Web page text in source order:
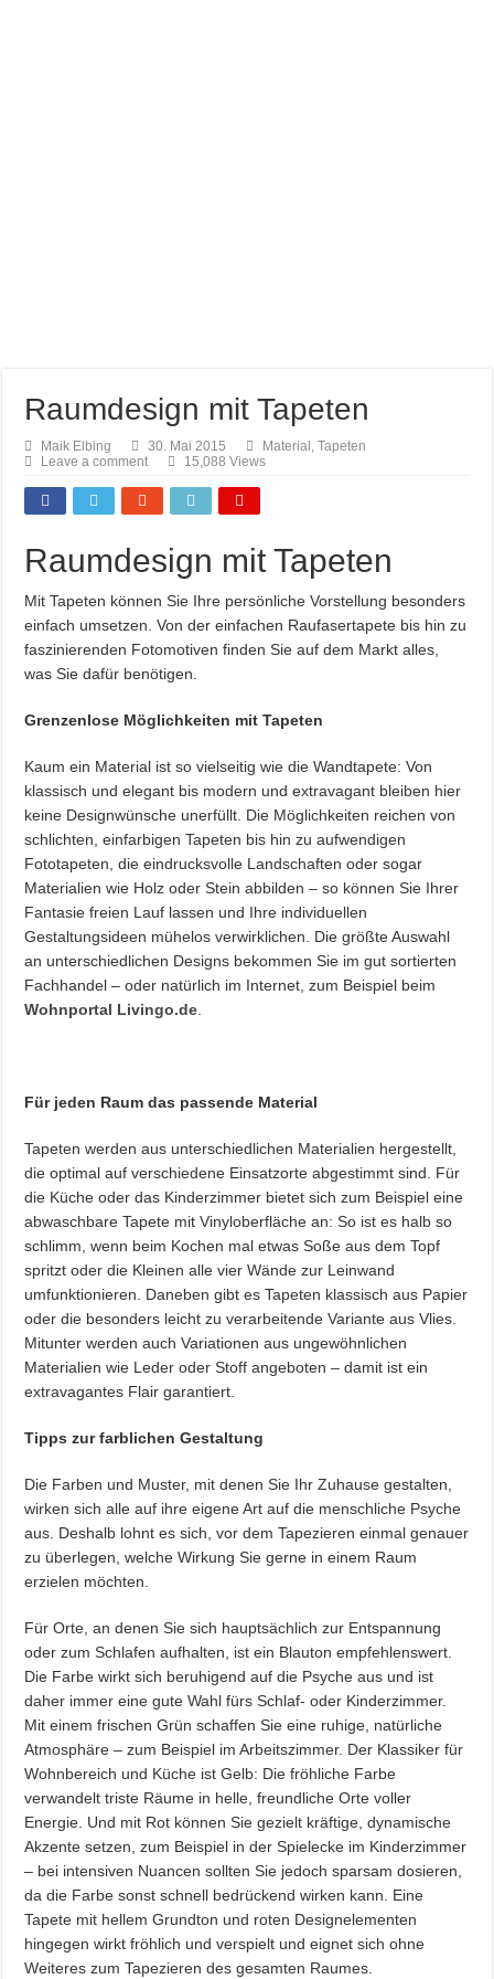
Raumdesign mit Tapeten
Maik Elbing 30. Mai 2015 Material ,Tapeten
Leave a comment
15,088 Views
Raumdesign mit Tapeten
Mit Tapeten können Sie Ihre persönliche Vorstellung besonders
einfach umsetzen. Von der einfachen Raufasertapete bis hin zu
faszinierenden Fotomotiven finden Sie auf dem Markt alles,
was Sie dafür benötigen.
Grenzenlose Möglichkeiten mit Tapeten
Kaum ein Material ist so vielseitig wie die Wandtapete: Von
klassisch und elegant bis modern und extravagant bleiben hier
keine Designwünsche unerfüllt. Die Möglichkeiten reichen von
schlichten, einfarbigen Tapeten bis hin zu aufwendigen
Fototapeten, die eindrucksvolle Landschaften oder sogar
Materialien wie Holz oder Stein abbilden – so können Sie Ihrer
Fantasie freien Lauf lassen und Ihre individuellen
Gestaltungsideen mühelos verwirklichen. Die größte Auswahl
an unterschiedlichen Designs bekommen Sie im gut sortierten
Fachhandel – oder natürlich im Internet, zum Beispiel beim
Wohnportal Livingo.de.
Für jeden Raum das passende Material
Tapeten werden aus unterschiedlichen Materialien hergestellt,
die optimal auf verschiedene Einsatzorte abgestimmt sind. Für
die Küche oder das Kinderzimmer bietet sich zum Beispiel eine
abwaschbare Tapete mit Vinyloberfläche an: So ist es halb so
schlimm, wenn beim Kochen mal etwas Soße aus dem Topf
spritzt oder die Kleinen alle vier Wände zur Leinwand
umfunktionieren. Daneben gibt es Tapeten klassisch aus Papier
oder die besonders leicht zu verarbeitende Variante aus Vlies.
Mitunter werden auch Variationen aus ungewöhnlichen
Materialien wie Leder oder Stoff angeboten – damit ist ein
extravagantes Flair garantiert.
Tipps zur farblichen Gestaltung
Die Farben und Muster, mit denen Sie Ihr Zuhause gestalten,
wirken sich alle auf ihre eigene Art auf die menschliche Psyche
aus. Deshalb lohnt es sich, vor dem Tapezieren einmal genauer
zu überlegen, welche Wirkung Sie gerne in einem Raum
erzielen möchten.
Für Orte, an denen Sie sich hauptsächlich zur Entspannung
oder zum Schlafen aufhalten, ist ein Blauton empfehlenswert.
Die Farbe wirkt sich beruhigend auf die Psyche aus und ist
daher immer eine gute Wahl fürs Schlaf- oder Kinderzimmer.
Mit einem frischen Grün schaffen Sie eine ruhige, natürliche
Atmosphäre – zum Beispiel im Arbeitszimmer. Der Klassiker für
Wohnbereich und Küche ist Gelb: Die fröhliche Farbe
verwandelt triste Räume in helle, freundliche Orte voller
Energie. Und mit Rot können Sie gezielt kräftige, dynamische
Akzente setzen, zum Beispiel in der Spielecke im Kinderzimmer
– bei intensiven Nuancen sollten Sie jedoch sparsam dosieren,
da die Farbe sonst schnell bedrückend wirken kann. Eine
Tapete mit hellem Grundton und roten Designelementen
hingegen wirkt fröhlich und verspielt und eignet sich ohne
Weiteres zum Tapezieren des gesamten Raumes.